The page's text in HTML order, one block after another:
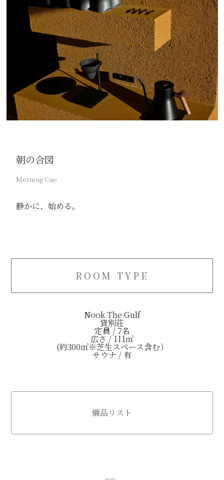
朝の合図
Morning Cue
静かに、始める。
ROOM TYPE
Nook The Gulf
貸別荘
定員 / 7名
広さ / 111㎡
(約300㎡※芝生スペース含む）
サウナ / 有
備品リスト